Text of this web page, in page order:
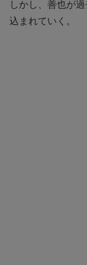
しかし、善也が
込まれていく。